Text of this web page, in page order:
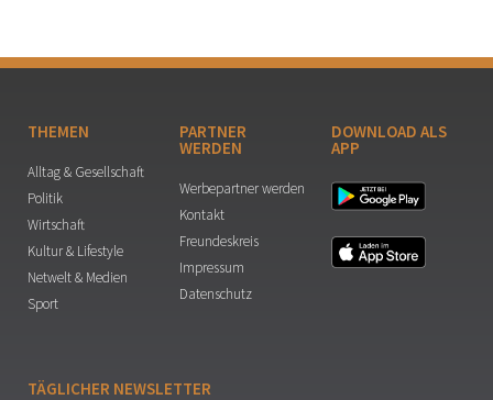
THEMEN
Alltag & Gesellschaft
Politik
Wirtschaft
Kultur & Lifestyle
Netwelt & Medien
Sport
PARTNER
WERDEN
Werbepartner werden
Kontakt
Freundeskreis
Impressum
Datenschutz
DOWNLOAD ALS
APP
TÄGLICHER NEWSLETTER